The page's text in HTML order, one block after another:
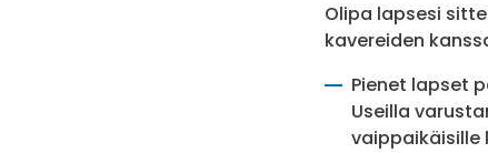
Olipa lapsesi
kavereiden
Pienet lapset
Useilla
vaippaikäisille